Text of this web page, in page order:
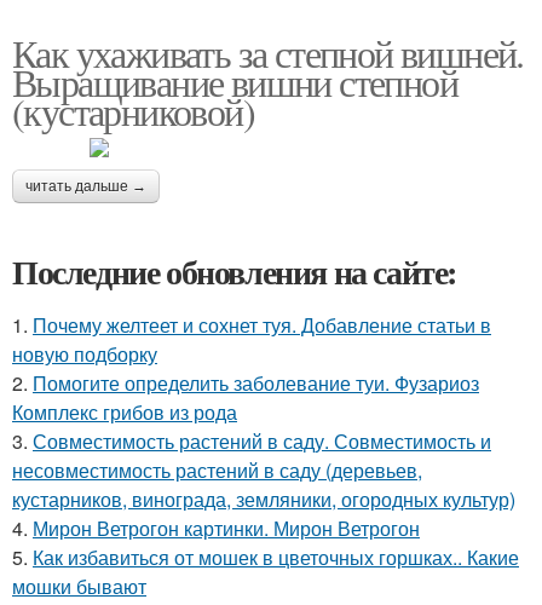
Как ухаживать за степной вишней.
Выращивание вишни степной
(кустарниковой)
читать дальше →
Последние обновления на сайте:
1. Почему желтеет и сохнет туя. Добавление статьи в
новую подборку
2. Помогите определить заболевание туи. Фузариоз
Комплекс грибов из рода
3. Совместимость растений в саду. Совместимость и
несовместимость растений в саду (деревьев,
кустарников, винограда, земляники, огородных культур)
4. Мирон Ветрогон картинки. Мирон Ветрогон
5. Как избавиться от мошек в цветочных горшках.. Какие
мошки бывают